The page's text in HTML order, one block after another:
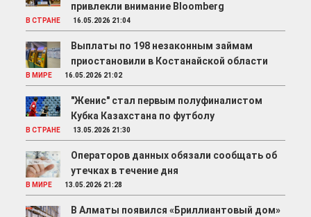
привлекли внимание Bloomberg
В СТРАНЕ 16.05.2026 21:04
Выплаты по 198 незаконным займам
приостановили в Костанайской области
В МИРЕ 16.05.2026 21:02
"Женис" стал первым полуфиналистом
Кубка Казахстана по футболу
В СТРАНЕ 13.05.2026 21:30
Операторов данных обязали сообщать об
утечках в течение дня
В МИРЕ 13.05.2026 21:28
В Алматы появился «Бриллиантовый дом»